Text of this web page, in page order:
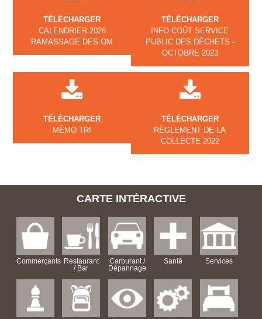
TÉLÉCHARGER
CALENDRIER 2026
RAMASSAGE DES OM
TÉLÉCHARGER
INFO COÛT SERVICE
PUBLIC DES DÉCHETS -
OCTOBRE 2023
TÉLÉCHARGER
MÉMO TRI
TÉLÉCHARGER
RÈGLEMENT DE LA
COLLECTE 2022
CARTE INTÉRACTIVE
Commerçants Restaurant
/ Bar
Carburant /
Dépannage
Santé Services